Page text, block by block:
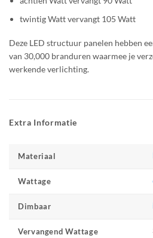
twintig Watt vervangt 105 Watt
Deze LED structuur panelen hebben
van 30,000 branduren waarmee je
werkende verlichting.
Extra Informatie
Materiaal
Wattage
Dimbaar
Vervangend Wattage